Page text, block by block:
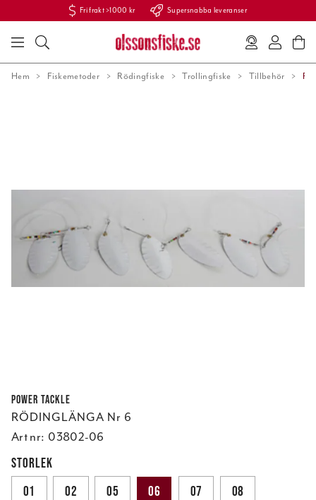
Fri frakt >1000 kr Supersnabba leveranser
Hem Fiskemetoder Rödingfiske Trollingfiske Tillbehör
Power Tackle
RÖDINGLÄNGA Nr 6
Art nr: 03802-06
STORLEK
01
02 05 06 07 08